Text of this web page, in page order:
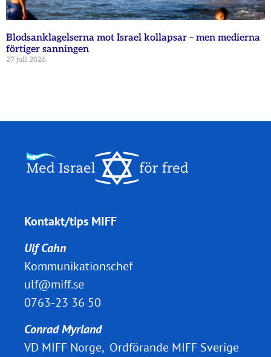
Blodsanklagelserna mot Israel kollapsar – men medierna
förtiger sanningen
27 juli 2026
Kontakt/tips MIFF
Ulf Cahn
Kommunikationschef
ulf@miff.se
0763-23 36 50
Conrad Myrland
VD MIFF Norge, Ordförande MIFF Sverige